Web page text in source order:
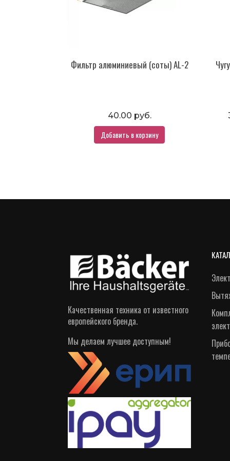
Фильтр алюминиевый (соты) AL-2
40.00 руб.
Добавить в корзину
Качественная техника от известного
европейского бренда.
Мы делаем лучшее доступным!